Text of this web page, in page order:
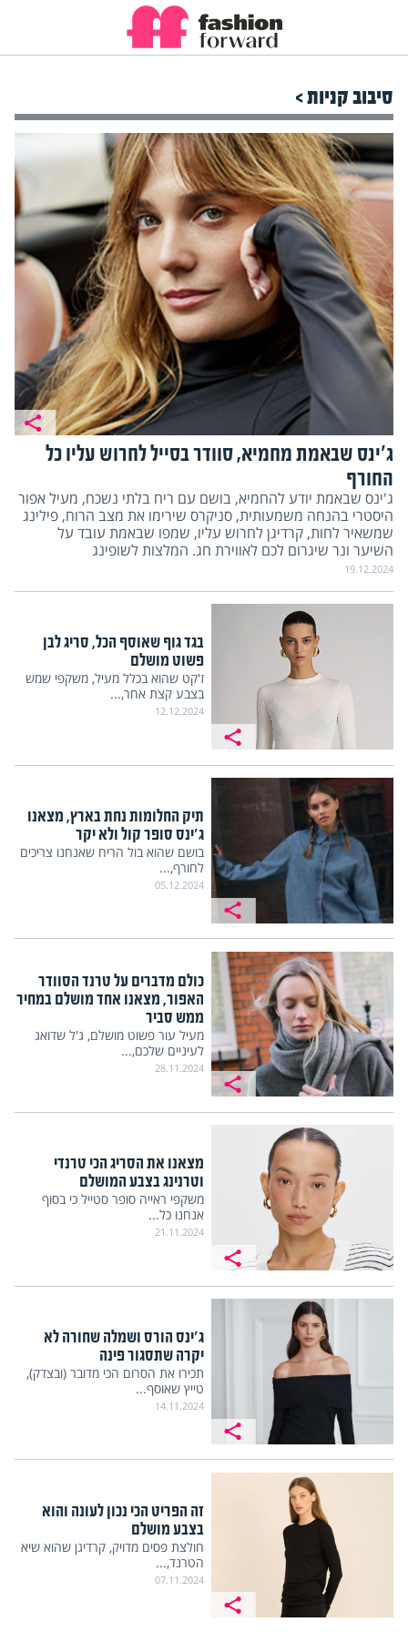
סיבוב קניות >
ג'ינס שבאמת מחמיא, סוודר בסייל לחרוש עליו כל
החורף
ג'ינס שבאמת יודע להחמיא, בושם עם ריח בלתי נשכח, מעיל אפור
היסטרי בהנחה משמעותית, סניקרס שירימו את מצב הרוח, פילינג
שמשאיר לחות, קרדיגן לחרוש עליו, שמפו שבאמת עובד על
השיער ונר שיגרום לכם לאווירת חג. המלצות לשופינג
19.12.2024
בגד גוף שאוסף הכל, סריג לבן
פשוט מושלם
ז'קט שהוא בכלל מעיל, משקפי שמש
בצבע קצת אחר,...
12.12.2024
תיק החלומות נחת בארץ, מצאנו
ג'ינס סופר קול ולא יקר
בושם שהוא בול הריח שאנחנו צריכים
לחורף,...
05.12.2024
כולם מדברים על טרנד הסוודר
האפור, מצאנו אחד מושלם במחיר
ממש סביר
מעיל עור פשוט מושלם, ג'ל שדואג
לעיניים שלכם,...
28.11.2024
מצאנו את הסריג הכי טרנדי
וטרנינג בצבע המושלם
משקפי ראייה סופר סטייל כי בסוף
אנחנו כל...
21.11.2024
ג'ינס הורס ושמלה שחורה לא
יקרה שתסגור פינה
תכירו את הסרום הכי מדובר (ובצדק),
טייץ שאוסף...
14.11.2024
זה הפריט הכי נכון לעונה והוא
בצבע מושלם
חולצת פסים מדויק, קרדיגן שהוא שיא
הטרנד,...
07.11.2024